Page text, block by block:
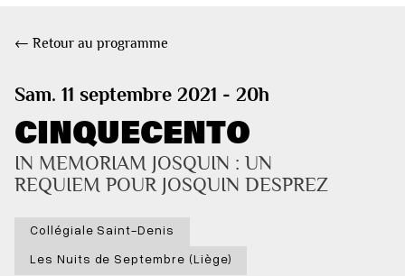
← Retour au programme
Sam. 11 septembre 2021 - 20h
CINQUECENTO
IN MEMORIAM JOSQUIN : UN
REQUIEM POUR JOSQUIN DESPREZ
Collégiale Saint-Denis
Les Nuits de Septembre (Liège)